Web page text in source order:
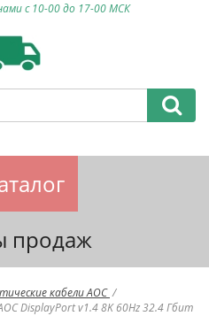
c 10-00 до 17-00 МСК
продаж
кабели AOC /
DisplayPort v1.4 8K 60Hz 32.4 Гбит